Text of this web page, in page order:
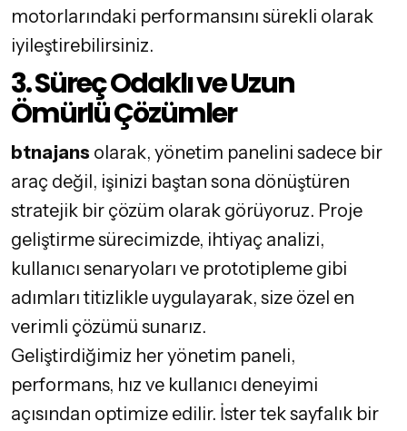
motorlarındaki performansını sürekli olarak
iyileştirebilirsiniz.
3. Süreç Odaklı ve Uzun
Ömürlü Çözümler
btnajans olarak, yönetim panelini sadece bir
araç değil, işinizi baştan sona dönüştüren
stratejik bir çözüm olarak görüyoruz. Proje
geliştirme sürecimizde, ihtiyaç analizi,
kullanıcı senaryoları ve prototipleme gibi
adımları titizlikle uygulayarak, size özel en
verimli çözümü sunarız.
Geliştirdiğimiz her yönetim paneli,
performans, hız ve kullanıcı deneyimi
açısından optimize edilir. İster tek sayfalık bir